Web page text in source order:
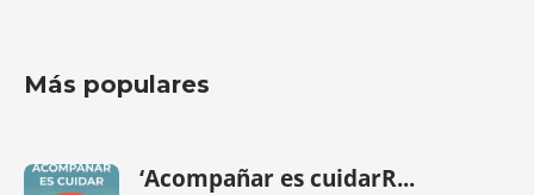
Más populares
‘Acompañar es cuidarR...